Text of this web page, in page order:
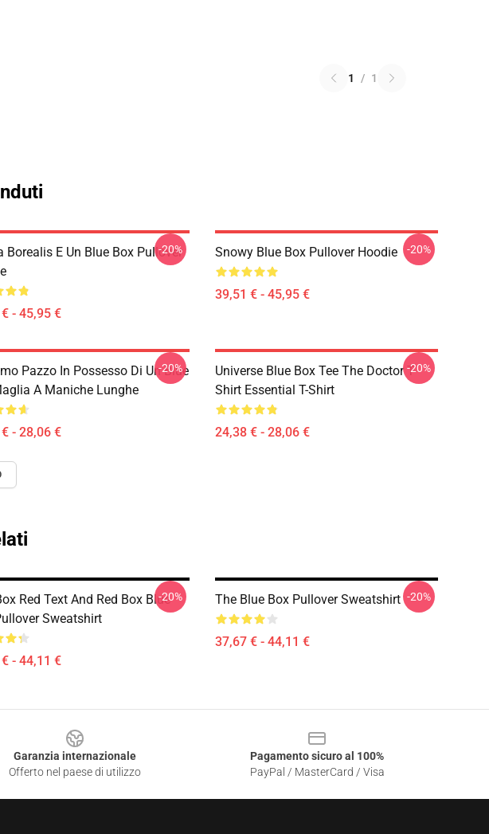
1 / 1
Borealis E Un Blue Box Pullover
- 45,95 €
-20% Snowy Blue Box Pullover Hoodie
39,51 € - 45,95 €
-20%
Pazzo In Possesso Di Un Blue
A Maniche Lunghe
- 28,06 €
-20%
Universe Blue Box Tee The Doctor T-
Shirt Essential T-Shirt
24,38 € - 28,06 €
-20%
Red Text And Red Box Blue
Sweatshirt
- 44,11 €
-20% The Blue Box Pullover Sweatshirt
37,67 € - 44,11 €
-20%
Garanzia internazionale
Offerto nel paese di utilizzo
Pagamento sicuro al 100%
PayPal / MasterCard / Visa